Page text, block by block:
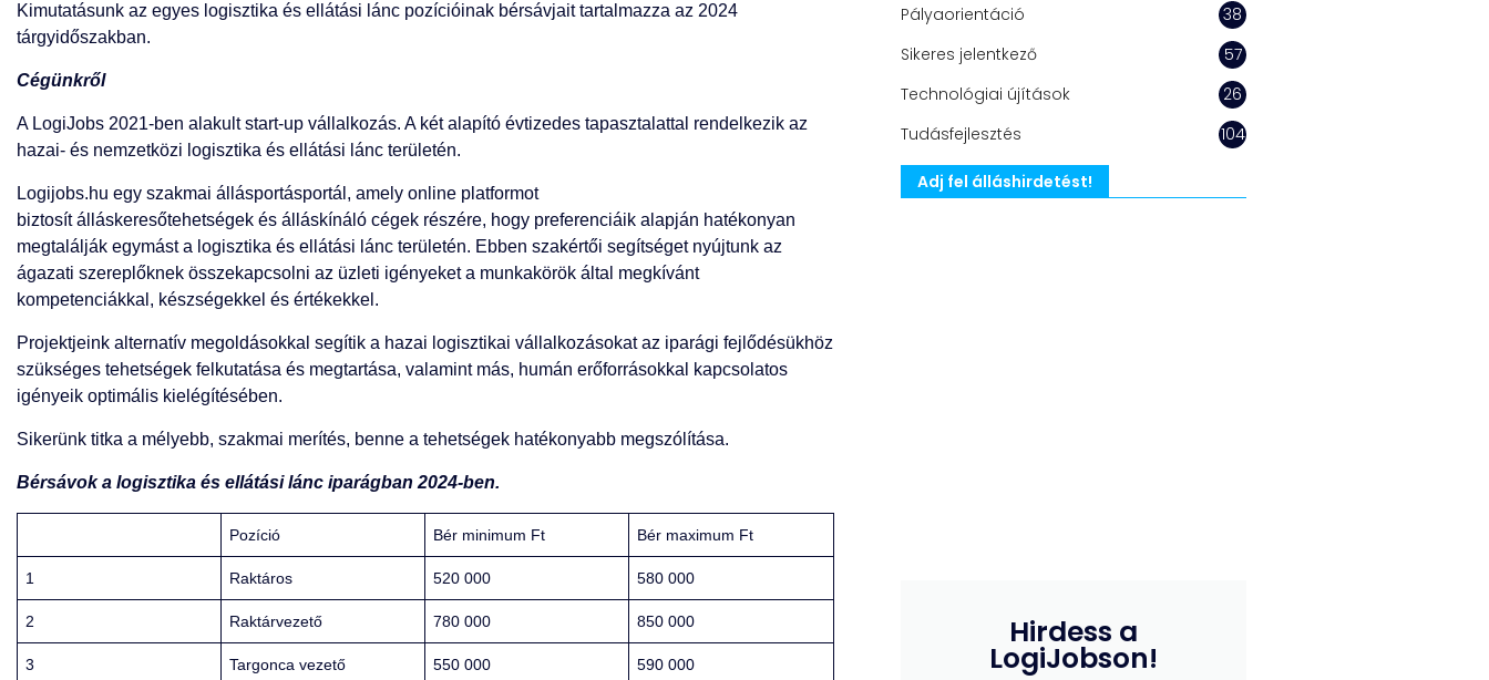
Kimutatásunk az egyes logisztika és ellátási lánc pozícióinak bérsávjait tartalmazza az 2024
tárgyidőszakban.
Cégünkről
A LogiJobs 2021-ben alakult start-up vállalkozás. A két alapító évtizedes tapasztalattal rendelkezik az
hazai- és nemzetközi logisztika és ellátási lánc területén.
Logijobs.hu egy szakmai állásportásportál, amely online platformot
biztosít álláskeresőtehetségek és álláskínáló cégek részére, hogy preferenciáik alapján hatékonyan
megtalálják egymást a logisztika és ellátási lánc területén. Ebben szakértői segítséget nyújtunk az
ágazati szereplőknek összekapcsolni az üzleti igényeket a munkakörök által megkívánt
kompetenciákkal, készségekkel és értékekkel.
Projektjeink alternatív megoldásokkal segítik a hazai logisztikai vállalkozásokat az iparági fejlődésükhöz
szükséges tehetségek felkutatása és megtartása, valamint más, humán erőforrásokkal kapcsolatos
igényeik optimális kielégítésében.
Sikerünk titka a mélyebb, szakmai merítés, benne a tehetségek hatékonyabb megszólítása.
Bérsávok a logisztika és ellátási lánc iparágban 2024-ben.
Pozíció Bér minimum Ft Bér maximum Ft
1 Raktáros 520 000 580 000
2 Raktárvezető 780 000 850 000
3 Targonca vezető 550 000 590 000
Pályaorientáció
38
Sikeres jelentkező
57
Technológiai újítások
26
Tudásfejlesztés
104
Adj fel álláshirdetést!
Hirdess a
LogiJobson!